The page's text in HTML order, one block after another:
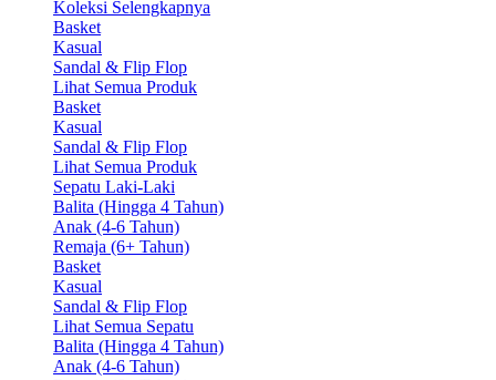
Koleksi Selengkapnya
Basket
Kasual
Sandal & Flip Flop
Lihat Semua Produk
Basket
Kasual
Sandal & Flip Flop
Lihat Semua Produk
Sepatu Laki-Laki
Balita (Hingga 4 Tahun)
Anak (4-6 Tahun)
Remaja (6+ Tahun)
Basket
Kasual
Sandal & Flip Flop
Lihat Semua Sepatu
Balita (Hingga 4 Tahun)
Anak (4-6 Tahun)